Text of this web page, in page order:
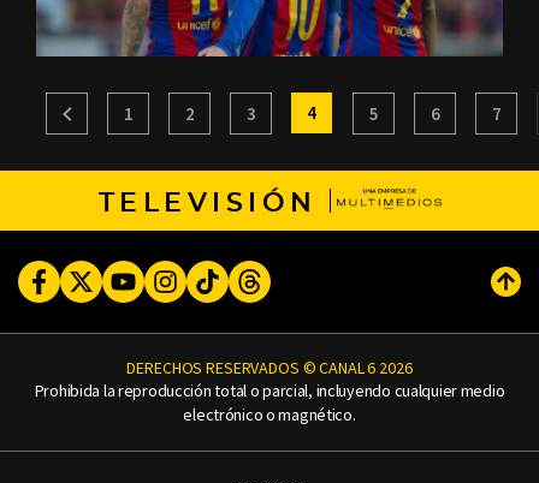
1 2 3 4 5 6 7
TELEVISIÓN
FacebookTwitterYoutubeInstagram
TikTokThreads
DERECHOS RESERVADOS © CANAL 6 2026
Prohibida la reproducción total o parcial, incluyendo cualquier medio
electrónico o magnético.